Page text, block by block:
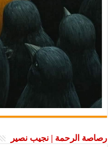
رصاصة الرحمة | نجيب نصير